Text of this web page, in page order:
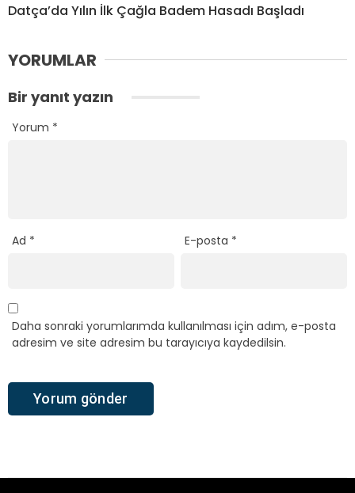
Datça’da Yılın İlk Çağla Badem Hasadı Başladı
YORUMLAR
Bir yanıt yazın
Yorum *
Ad * E-posta *
Daha sonraki yorumlarımda kullanılması için adım, e-posta
adresim ve site adresim bu tarayıcıya kaydedilsin.